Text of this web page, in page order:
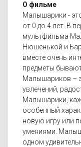
О фильме
Малышарики -
от 0 до 4 лет. В
мультфильма
Нюшенькой и
вместе очень
предметы
Малышариков –
увлечений,
Малышарики,
особенный
новую игру или
умениями.
одном